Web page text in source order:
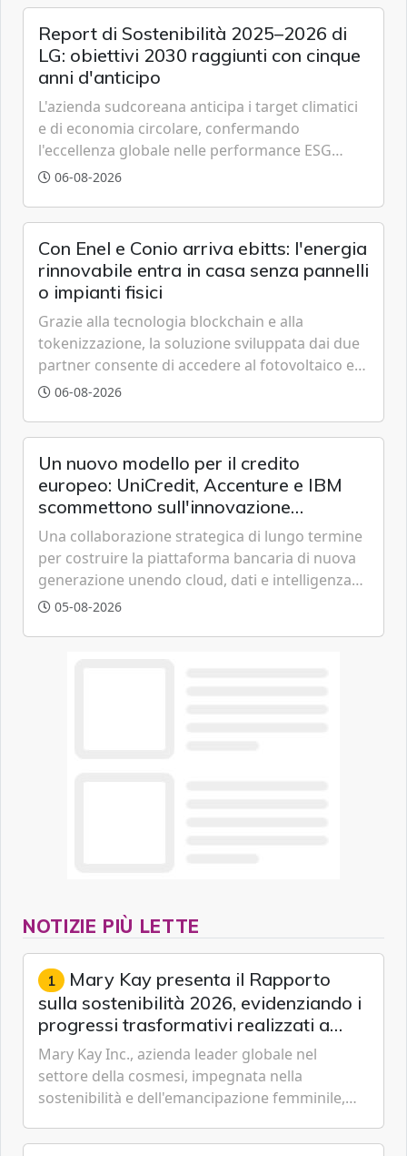
Report di Sostenibilità 2025–2026 di
LG: obiettivi 2030 raggiunti con cinque
anni d'anticipo
L'azienda sudcoreana anticipa i target climatici
e di economia circolare, confermando
l'eccellenza globale nelle performance ESG
grazie a innovazione, accessibilità e governance
06-08-2026
Con Enel e Conio arriva ebitts: l'energia
rinnovabile entra in casa senza pannelli
o impianti fisici
Grazie alla tecnologia blockchain e alla
tokenizzazione, la soluzione sviluppata dai due
partner consente di accedere al fotovoltaico e
all'eolico ottenendo risparmi diretti in bolletta,
06-08-2026
Un nuovo modello per il credito
europeo: UniCredit, Accenture e IBM
scommettono sull'innovazione
tecnologica
Una collaborazione strategica di lungo termine
per costruire la piattaforma bancaria di nuova
generazione unendo cloud, dati e intelligenza
artificiale.
05-08-2026
NOTIZIE PIÙ LETTE
1 Mary Kay presenta il Rapporto
sulla sostenibilità 2026, evidenziando i
progressi trasformativi realizzati a
livello globale nelle sfere sociale,
economica e ambientale
Mary Kay Inc., azienda leader globale nel
settore della cosmesi, impegnata nella
sostenibilità e dell'emancipazione femminile,
sostenibilità 2026, una panora...